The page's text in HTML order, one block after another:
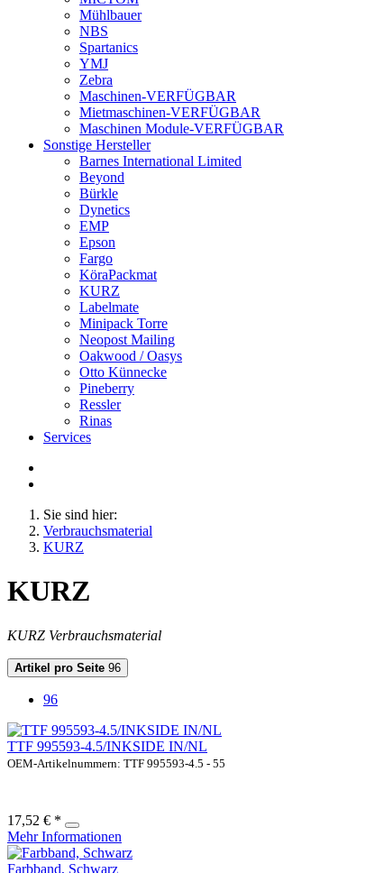
Mühlbauer
NBS
Spartanics
YMJ
Zebra
Maschinen-VERFÜGBAR
Mietmaschinen-VERFÜGBAR
Maschinen Module-VERFÜGBAR
Sonstige Hersteller
Barnes International Limited
Beyond
Bürkle
Dynetics
EMP
Epson
Fargo
KöraPackmat
KURZ
Labelmate
Minipack Torre
Neopost Mailing
Oakwood / Oasys
Otto Künnecke
Pineberry
Ressler
Rinas
Services
Sie sind hier:
Verbrauchsmaterial
KURZ
KURZ
KURZ Verbrauchsmaterial
Artikel pro Seite 96
96
TTF 995593-4.5/INKSIDE IN/NL
OEM-Artikelnummern: TTF 995593-4.5 - 55
17,52 € *
Mehr Informationen
Farbband, Schwarz